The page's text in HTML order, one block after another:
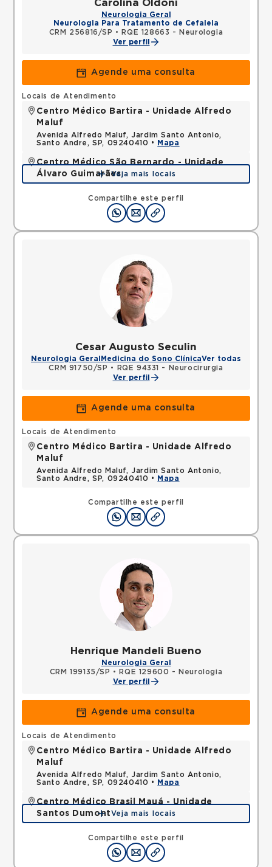
Carolina Oldoni
Neurologia Geral
Neurologia Para Tratamento de Cefaleia
CRM 256816/SP •
RQE 128663 - Neurologia
Ver perfil
Agende uma consulta
Compartilhe este perfil
Locais de Atendimento
Centro Médico Bartira - Unidade Alfredo
Maluf
Avenida Alfredo Maluf, Jardim Santo Antonio,
Santo Andre, SP, 09240410 •
Mapa
Centro Médico São Bernardo - Unidade
Álvaro Guimarães
Avenida Alvaro Guimaraes, Assuncao, Sao Bernardo
do Campo, SP, 09810010 •
Mapa
Veja mais locais
Cesar Augusto Seculin
Neurologia Geral Medicina do Sono ClínicaVer todas
CRM 91750/SP •
RQE 94331 - Neurocirurgia
Ver perfil
Agende uma consulta
Compartilhe este perfil
Locais de Atendimento
Centro Médico Bartira - Unidade Alfredo
Maluf
Avenida Alfredo Maluf, Jardim Santo Antonio,
Santo Andre, SP, 09240410 •
Mapa
Henrique Mandeli Bueno
Neurologia Geral
CRM 199135/SP •
RQE 129600 - Neurologia
Ver perfil
Agende uma consulta
Compartilhe este perfil
Locais de Atendimento
Centro Médico Bartira - Unidade Alfredo
Maluf
Avenida Alfredo Maluf, Jardim Santo Antonio,
Santo Andre, SP, 09240410 •
Mapa
Centro Médico Brasil Mauá - Unidade
Santos Dumont
Rua Santos Dumont, Vila Bocaina, Maua, SP,
Mapa
Veja mais locais